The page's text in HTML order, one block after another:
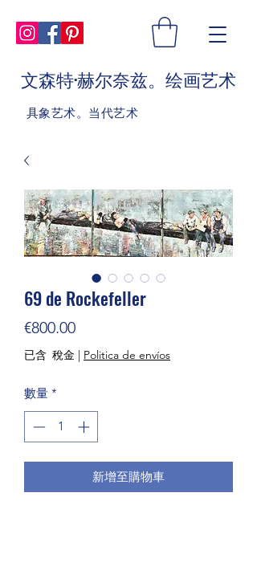
文森特·赫尔奈兹。绘画艺术
具象艺术。当代艺术
69 de Rockefeller
€800.00價
格
已含 稅金 | Politica de envíos
數量 *
新增至購物車